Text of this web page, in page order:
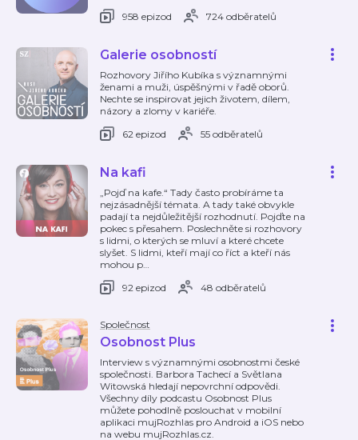
958 epizod
724 odběratelů
Galerie osobností
Rozhovory Jiřího Kubíka s významnými
ženami a muži, úspěšnými v řadě oborů.
Nechte se inspirovat jejich životem, dílem,
názory a zlomy v kariéře.
62 epizod
55 odběratelů
Na kafi
„Pojď na kafe.“ Tady často probíráme ta
nejzásadnější témata. A tady také obvykle
padají ta nejdůležitější rozhodnutí. Pojďte na
pokec s přesahem. Poslechněte si rozhovory
s lidmi, o kterých se mluví a které chcete
slyšet. S lidmi, kteří mají co říct a kteří nás
mohou p…
92 epizod
48 odběratelů
Společnost
Osobnost Plus
Interview s významnými osobnostmi české
společnosti. Barbora Tachecí a Světlana
Witowská hledají nepovrchní odpovědi.
Všechny díly podcastu Osobnost Plus
můžete pohodlně poslouchat v mobilní
aplikaci mujRozhlas pro Android a iOS nebo
na webu mujRozhlas.cz.